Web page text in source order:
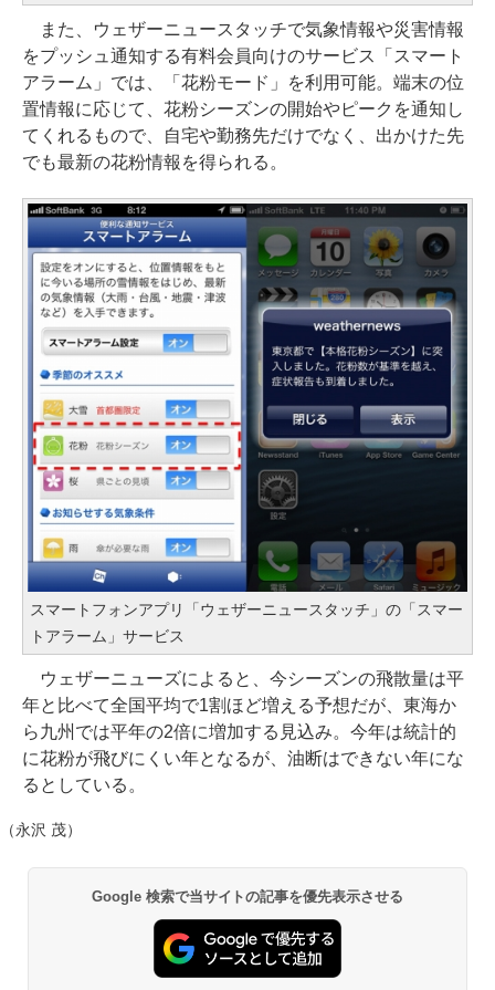
また、ウェザーニュースタッチで気象情報や災害情報
をプッシュ通知する有料会員向けのサービス「スマート
アラーム」では、「花粉モード」を利用可能。端末の位
置情報に応じて、花粉シーズンの開始やピークを通知し
てくれるもので、自宅や勤務先だけでなく、出かけた先
でも最新の花粉情報を得られる。
スマートフォンアプリ「ウェザーニュースタッチ」の「スマー
トアラーム」サービス
ウェザーニューズによると、今シーズンの飛散量は平
年と比べて全国平均で1割ほど増える予想だが、東海か
ら九州では平年の2倍に増加する見込み。今年は統計的
に花粉が飛びにくい年となるが、油断はできない年にな
るとしている。
（永沢 茂）
Google 検索で当サイトの記事を優先表示させる